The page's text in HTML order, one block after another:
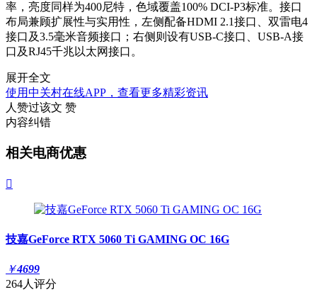
率，亮度同样为400尼特，色域覆盖100% DCI-P3标准。接口
布局兼顾扩展性与实用性，左侧配备HDMI 2.1接口、双雷电4
接口及3.5毫米音频接口；右侧则设有USB-C接口、USB-A接
口及RJ45千兆以太网接口。
展开全文
使用中关村在线APP，查看更多精彩资讯
人赞过该文 赞
内容纠错
相关电商优惠

技嘉GeForce RTX 5060 Ti GAMING OC 16G
￥4699
264人评分